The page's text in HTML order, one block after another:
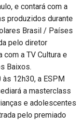
e contará com a
produzidos durante
Brasil / Países
pelo diretor
com a TV Cultura e
Baixos.
12h30, a ESPM
a masterclass
e adolescentes
pelo premiado